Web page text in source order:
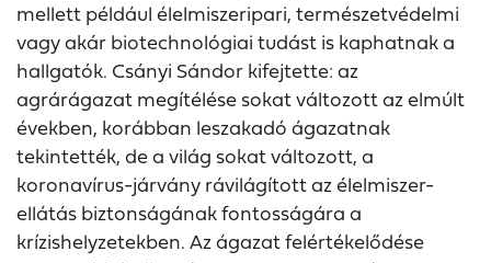
mellett például élelmiszeripari, természetvédelmi
vagy akár biotechnológiai tudást is kaphatnak a
hallgatók. Csányi Sándor kifejtette: az
agrárágazat megítélése sokat változott az elmúlt
években, korábban leszakadó ágazatnak
tekintették, de a világ sokat változott, a
koronavírus-járvány rávilágított az élelmiszer-
ellátás biztonságának fontosságára a
krízishelyzetekben. Az ágazat felértékelődése